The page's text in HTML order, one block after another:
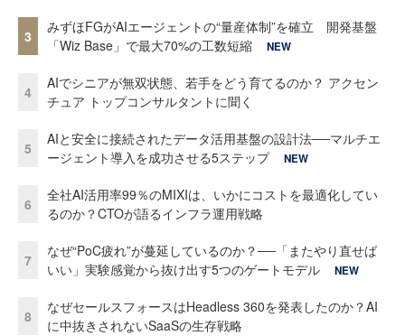
3
みずほFGがAIエージェントの“量産体制”を確立 開発基盤
「Wiz Base」で最大70%の工数短縮
NEW
4
AIでシニアが無双状態、若手をどう育てるのか？ アクセン
チュア トップコンサルタントに聞く
5
AIと安全に接続されたデータ活用基盤の設計法──マルチエ
ージェント導入を成功させる5ステップ
NEW
6
全社AI活用率99％のMIXIは、いかにコストを最適化してい
るのか？CTOが語るインフラ運用戦略
7
なぜ“PoC疲れ”が蔓延しているのか？──「またやり直せば
いい」実験感覚から抜け出す5つのゲートモデル
NEW
8
なぜセールスフォースはHeadless 360を発表したのか？AI
に中抜きされないSaaSの生存戦略